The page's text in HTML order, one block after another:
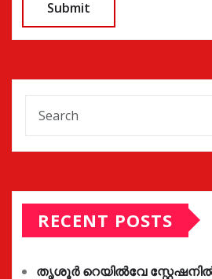
RECENT POSTS
തൃശൂർ റെയിൽവേ